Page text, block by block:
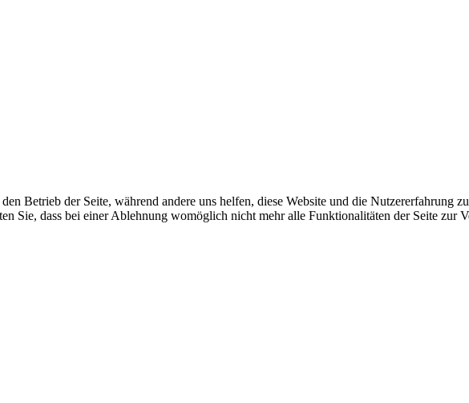
Betrieb der Seite, während andere uns helfen, diese Website und die Nutzererfahrung
Sie, dass bei einer Ablehnung womöglich nicht mehr alle Funktionalitäten der Seite zur